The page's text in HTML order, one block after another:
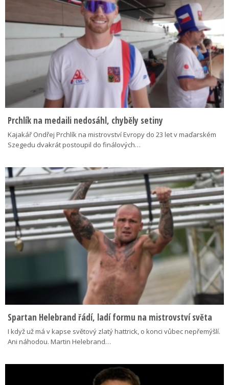
Prchlík na medaili nedosáhl, chyběly setiny
Kajakář Ondřej Prchlík na mistrovství Evropy do 23 let v maďarském
Szegedu dvakrát postoupil do finálových…
Spartan Helebrand řádí, ladí formu na mistrovství světa
I když už má v kapse světový zlatý hattrick, o konci vůbec nepřemýšlí.
Ani náhodou. Martin Helebrand…